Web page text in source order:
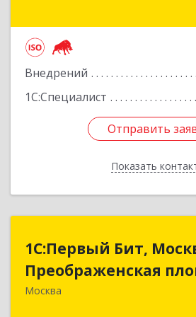
Внедрений
1С:Специалист
Отправить
Показать
Отправить
Назад
1С:Первый Бит,
Преображенская
Москва
1С:Первый
107076, Москва г,